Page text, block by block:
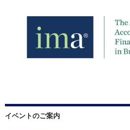
イベントのご案内